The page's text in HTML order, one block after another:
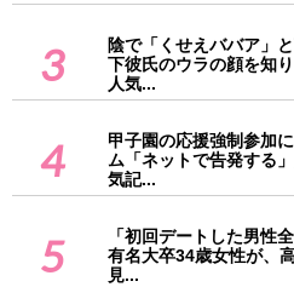
3
陰で「くせえババア」
下彼氏のウラの顔を知
人気...
4
甲子園の応援強制参加
ム「ネットで告発する
気記...
5
「初回デートした男性
有名大卒34歳女性が、
見...